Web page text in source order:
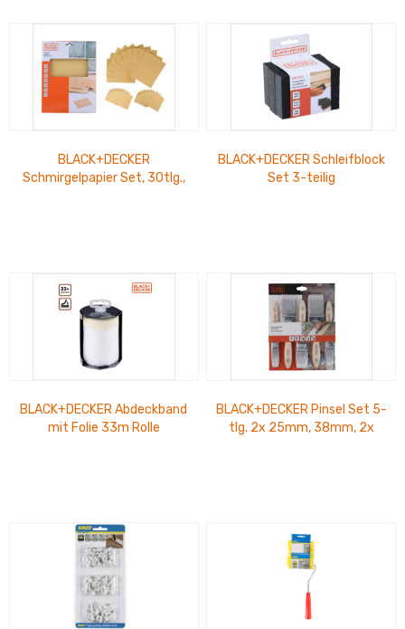
BLACK+DECKER
Schmirgelpapier Set, 30tlg.,
BLACK+DECKER Schleifblock
Set 3-teilig
BLACK+DECKER Abdeckband
mit Folie 33m Rolle
BLACK+DECKER Pinsel Set 5-
tlg. 2x 25mm, 38mm, 2x